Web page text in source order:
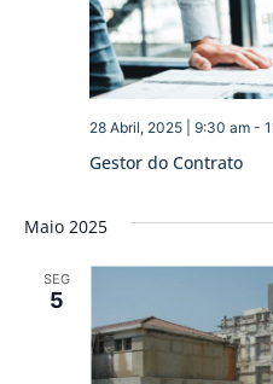
Gestor do Contrato
28 Abril, 2025 | 9:30 am-
Maio 2025
SEG
5